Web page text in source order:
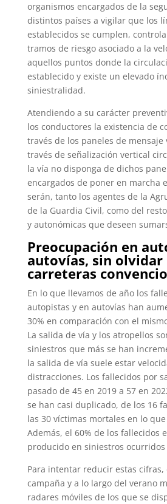
organismos encargados de la
distintos países a vigilar que los
establecidos se cumplen,
tramos de riesgo asociado a la
aquellos puntos donde la
establecido y existe un elevado
siniestralidad.
Atendiendo a su carácter
los conductores la existencia de
través de los paneles de
través de señalización vertical
la vía no disponga de dichos
encargados de poner en marcha
serán, tanto los agentes de la
de la Guardia Civil, como del
y autonómicas que deseen
Preocupación en
autovías, sin olvidar
carreteras
En lo que llevamos de año los
autopistas y en autovías han
30% en comparación con el
La salida de vía y los atropellos
siniestros que más se han
la salida de vía suele estar
distracciones. Los fallecidos por
pasado de 45 en 2019 a 57 en
se han casi duplicado, de los 16
las 30 víctimas mortales en lo
Además, el 60% de los fallecidos
producido en siniestros
Para intentar reducir estas
campaña y a lo largo del verano
radares móviles de los que se